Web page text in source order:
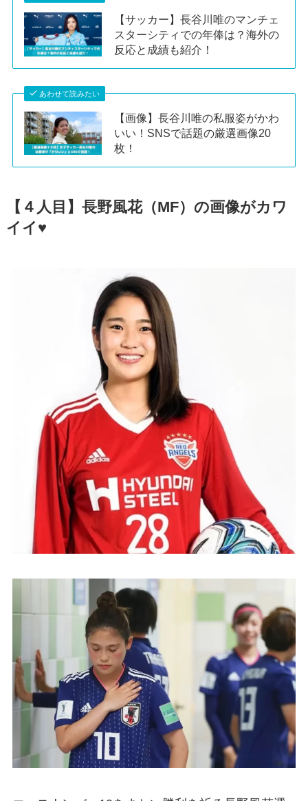
【サッカー】長谷川唯のマンチェ
スターシティでの年俸は？海外の
反応と成績も紹介！
あわせて読みたい
【画像】長谷川唯の私服姿がかわ
いい！SNSで話題の厳選画像20
枚！
【４人目】長野風花（MF）の画像がカワ
イイ♥